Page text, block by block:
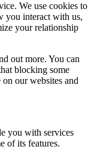
We use cookies to
you interact with us,
your relationship
out more. You can
blocking some
our websites and
you with services
of its features.